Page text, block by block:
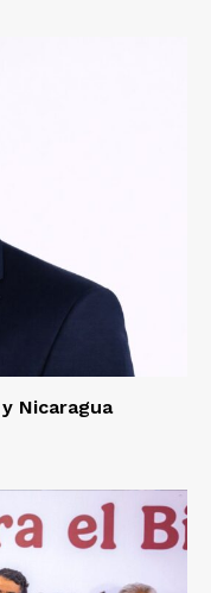
Nicaragua